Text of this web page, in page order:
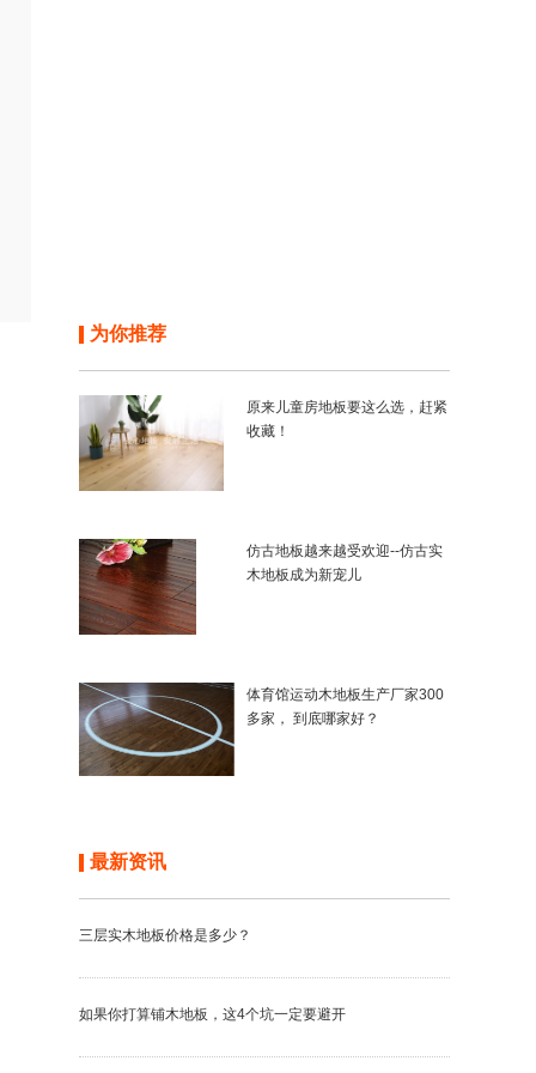
为你推荐
原来儿童房地板要这么选，赶紧
收藏！
仿古地板越来越受欢迎--仿古实
木地板成为新宠儿
体育馆运动木地板生产厂家300
多家， 到底哪家好？
最新资讯
三层实木地板价格是多少？
如果你打算铺木地板，这4个坑一定要避开